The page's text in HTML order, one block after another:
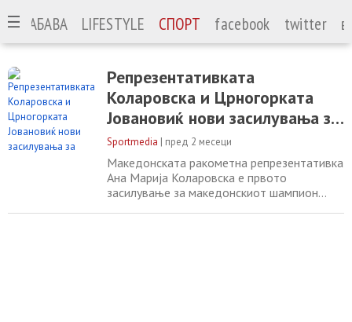
ЗАБАВА LIFESTYLE СПОРТ facebook twitter
Репрезентативката
Коларовска и Црногорката
Јовановиќ нови засилувања за
ЖРК Ѓорче Петров
Sportmedia | пред 2 месеци
Македонската ракометна репрезентативка
Ана Марија Коларовска е првото
засилување за македонскиот шампион